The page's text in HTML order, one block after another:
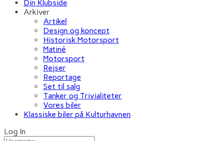
Din Klubside
Arkiver
Artikel
Design og koncept
Historisk Motorsport
Matiné
Motorsport
Rejser
Reportage
Set til salg
Tanker og Trivialiteter
Vores biler
Klassiske biler på Kulturhavnen
Log In